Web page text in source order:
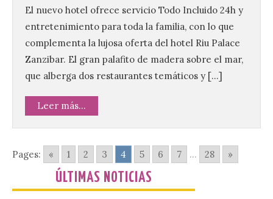
El nuevo hotel ofrece servicio Todo Incluido 24h y
entretenimiento para toda la familia, con lo que
complementa la lujosa oferta del hotel Riu Palace
Zanzibar. El gran palafito de madera sobre el mar,
que alberga dos restaurantes temáticos y […]
Leer más...
Pages: « 1 2 3 4 5 6 7 ... 28 »
ÚLTIMAS NOTICIAS
Este certamen,
promovido por el Instituto
Universitario de Música
Sacra de la Universidad
Pontificia de Salamanca
(UPSA), premiará composiciones
inéditas, destinadas a coro, con un
premio de 3.000 euros. Las candidaturas
noviembre. La Universidad, a […]
Conceyu vuelve a exigir
un contingente
especializado y
profesional de bomberos